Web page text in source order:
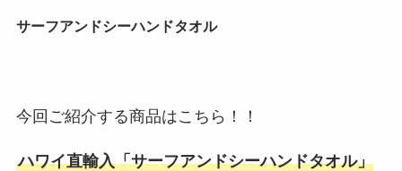
サーフアンドシーハンドタオル
今回ご紹介する商品はこちら！！
ハワイ直輸入「サーフアンドシーハンドタオル」